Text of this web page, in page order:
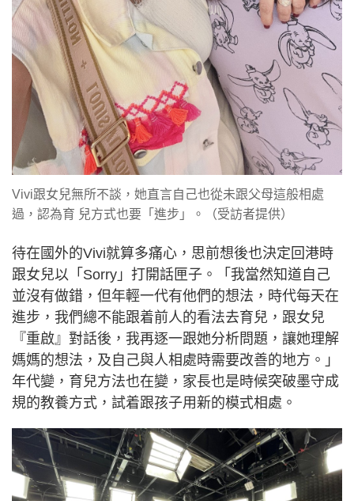
Vivi跟女兒無所不談，她直言自己也從未跟父母這般相處
過，認為育 兒方式也要「進步」。（受訪者提供）
待在國外的Vivi就算多痛心，思前想後也決定回港時
跟女兒以「Sorry」打開話匣子。「我當然知道自己
並沒有做錯，但年輕一代有他們的想法，時代每天在
進步，我們總不能跟着前人的看法去育兒，跟女兒
『重啟』對話後，我再逐一跟她分析問題，讓她理解
媽媽的想法，及自己與人相處時需要改善的地方。」
年代變，育兒方法也在變，家長也是時候突破墨守成
規的教養方式，試着跟孩子用新的模式相處。